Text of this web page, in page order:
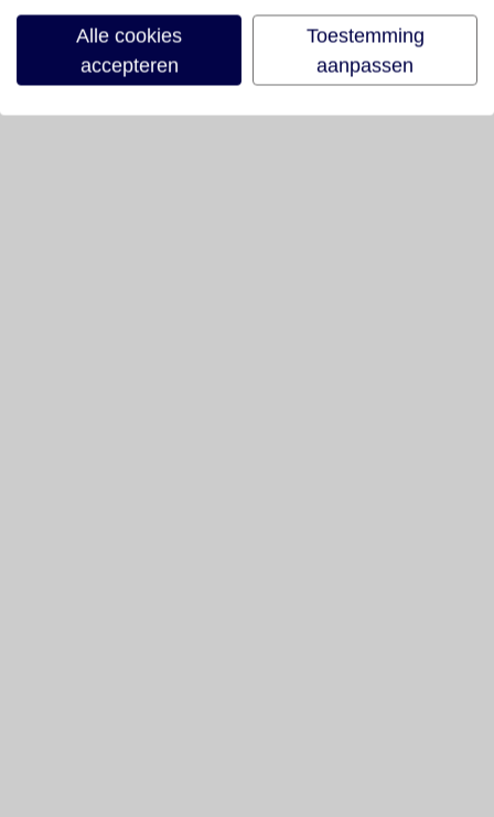
Alle cookies
accepteren
Toestemming
aanpassen